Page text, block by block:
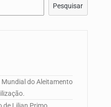
Pesquisar
Mundial do Aleitamento